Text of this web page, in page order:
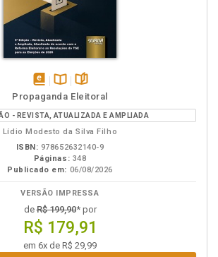
disponível
em
eBook
Disponível
na
B.V.
páginas
Propaganda Eleitoral
- REVISTA, ATUALIZADA E AMPLIADA
Lídio Modesto da Silva Filho
ISBN: 978652632140-9
Páginas: 348
Publicado em: 06/08/2026
VERSÃO IMPRESSA
deR$ 199,90* por
R$ 179,91
em 6x de R$ 29,99